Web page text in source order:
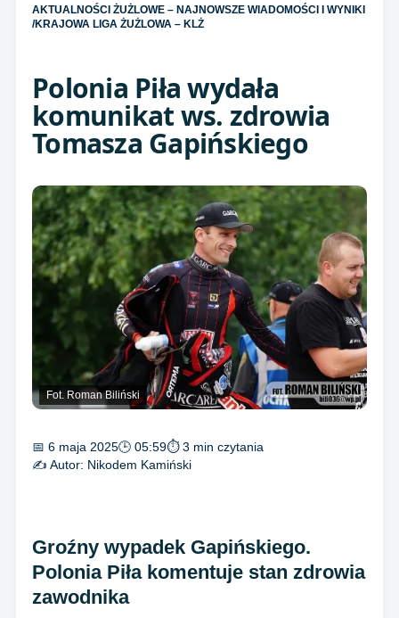
AKTUALNOŚCI ŻUŻLOWE – NAJNOWSZE WIADOMOŚCI I WYNIKI
/KRAJOWA LIGA ŻUŻLOWA – KLŻ
Polonia Piła wydała
komunikat ws. zdrowia
Tomasza Gapińskiego
Fot. Roman Biliński
📅 6 maja 2025🕒 05:59⏱ 3 min czytania
✍️ Autor: Nikodem Kamiński
Groźny wypadek Gapińskiego.
Polonia Piła komentuje stan zdrowia
zawodnika